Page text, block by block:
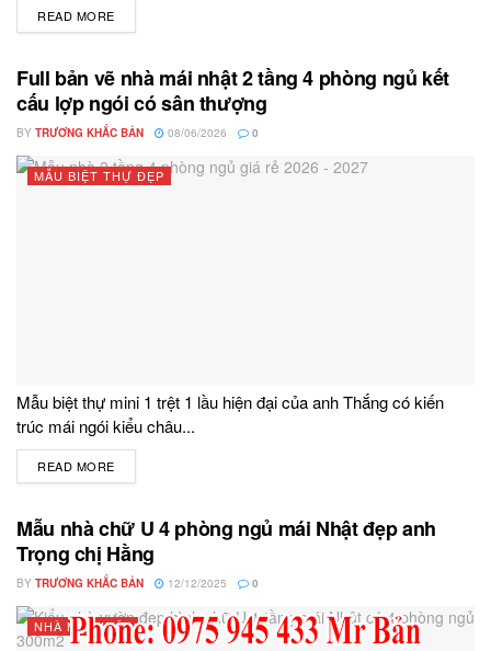
READ MORE
Full bản vẽ nhà mái nhật 2 tầng 4 phòng ngủ kết
cấu lợp ngói có sân thượng
BY TRƯƠNG KHẮC BẢN 08/06/2026 0
MẪU BIỆT THỰ ĐẸP
Mẫu biệt thự mini 1 trệt 1 lầu hiện đại của anh Thắng có kiến
trúc mái ngói kiểu châu...
READ MORE
Mẫu nhà chữ U 4 phòng ngủ mái Nhật đẹp anh
Trọng chị Hằng
BY TRƯƠNG KHẮC BẢN 12/12/2025 0
NHÀ MÁI NHẬT